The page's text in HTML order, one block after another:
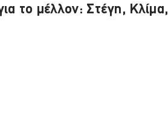
διάσταση όσο και στις
το μέλλον: Στέγη, Κλίμα,